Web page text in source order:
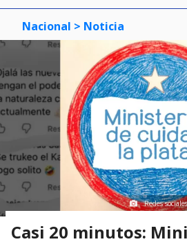
Nacional > Noticia
Redes
Casi 20 minutos: